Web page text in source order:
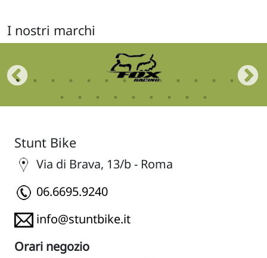
I nostri marchi
Stunt Bike
Via di Brava, 13/b - Roma
06.6695.9240
info@stuntbike.it
Orari negozio